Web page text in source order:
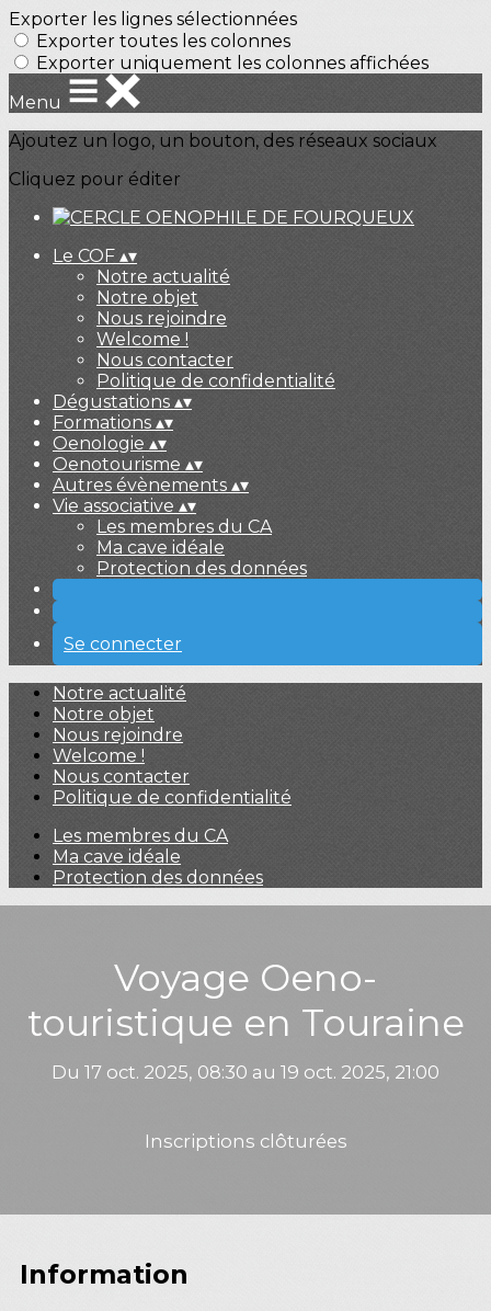
Exporter les lignes sélectionnées
Exporter toutes les colonnes
Exporter uniquement les colonnes affichées
Menu
Ajoutez un logo, un bouton, des réseaux sociaux
Cliquez pour éditer
Le COF ▴▾
Notre actualité
Notre objet
Nous rejoindre
Welcome !
Nous contacter
Politique de confidentialité
Dégustations ▴▾
Formations ▴▾
Oenologie ▴▾
Oenotourisme ▴▾
Autres évènements ▴▾
Vie associative ▴▾
Les membres du CA
Ma cave idéale
Protection des données
Se connecter
Notre actualité
Notre objet
Nous rejoindre
Welcome !
Nous contacter
Politique de confidentialité
Les membres du CA
Ma cave idéale
Protection des données
Voyage Oeno-
touristique en Touraine
Du 17 oct. 2025, 08:30 au 19 oct. 2025, 21:00
Inscriptions clôturées
Information